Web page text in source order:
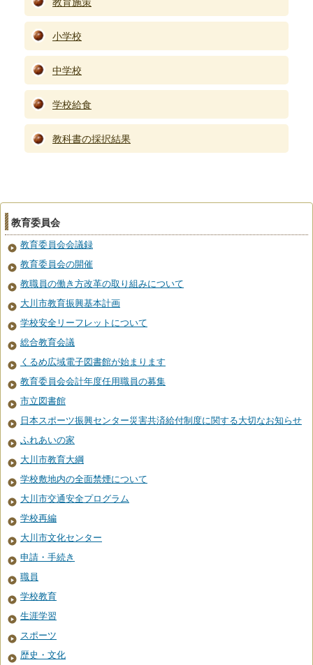
小学校
中学校
学校給食
教科書の採択結果
教育委員会
教育委員会会議録
教育委員会の開催
教職員の働き方改革の取り組みについて
大川市教育振興基本計画
学校安全リーフレットについて
総合教育会議
くるめ広域電子図書館が始まります
教育委員会会計年度任用職員の募集
市立図書館
日本スポーツ振興センター災害共済給付制度に関する大切なお知らせ
ふれあいの家
大川市教育大綱
学校敷地内の全面禁煙について
大川市交通安全プログラム
学校再編
大川市文化センター
申請・手続き
職員
学校教育
生涯学習
スポーツ
歴史・文化